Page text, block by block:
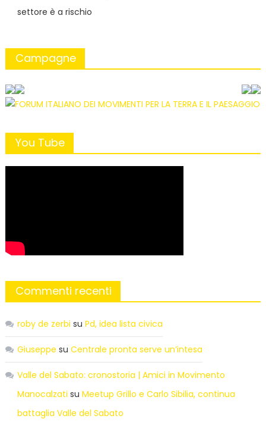
settore è a rischio
Campagne
You Tube
Commenti recenti
roby de zerbi su Pd, idea lista civica
Giuseppe su Centrale pronta serve un’intesa
Valle del Sabato: cronostoria | Amici in Movimento
Manocalzati su Meetup Grillo e Carlo Sibilia, continua
battaglia Valle del Sabato